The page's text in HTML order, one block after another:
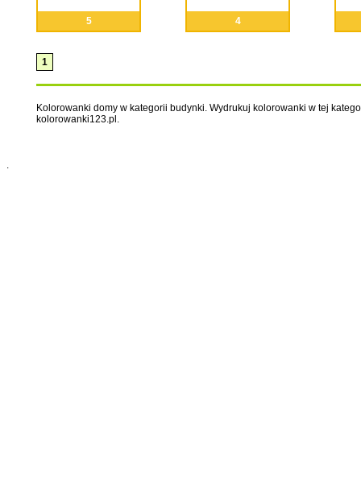
5 4
1
Kolorowanki domy w kategorii budynki. Wydrukuj kolorowanki w tej
kolorowanki123.pl.
.